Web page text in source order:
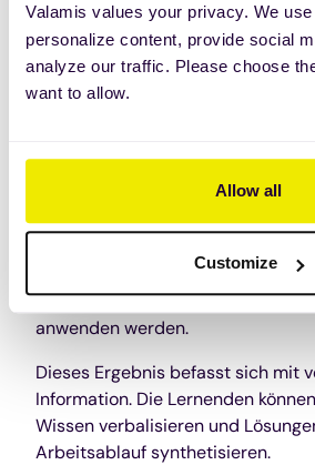
Valamis values your privacy. We
personalize content, provide social
analyze our traffic. Please choose
want to allow.
Allow all
Customize
Dieses Lernergebnis befasst sich
Fähigkeiten. Die Lernenden
ihres Lernens physisch
Organisation Managern helfen
Arbeitsfluss innerhalb ihrer
: Die Lernenden
Organisationsstrategien mit
anwenden werden.
Dieses Ergebnis befasst sich mit
Information. Die Lernenden
Wissen verbalisieren und
Arbeitsablauf synthetisieren.